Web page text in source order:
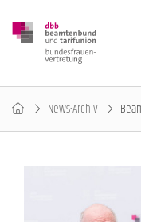
News-Archiv